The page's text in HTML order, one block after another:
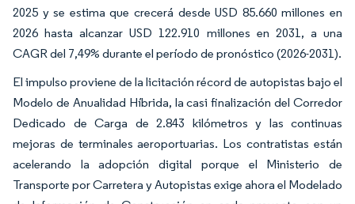
2025 y se estima que crecerá desde USD 85.660 millones en
2026 hasta alcanzar USD 122.910 millones en 2031, a una
CAGR del 7,49% durante el período de pronóstico (2026-2031).
El impulso proviene de la licitación récord de autopistas bajo el
Modelo de Anualidad Híbrida, la casi finalización del Corredor
Dedicado de Carga de 2.843 kilómetros y las continuas
mejoras de terminales aeroportuarias. Los contratistas están
acelerando la adopción digital porque el Ministerio de
Transporte por Carretera y Autopistas exige ahora el Modelado